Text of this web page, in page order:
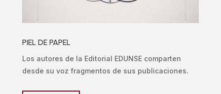
PIEL DE PAPEL
Los autores de la Editorial EDUNSE comparten
desde su voz fragmentos de sus publicaciones.